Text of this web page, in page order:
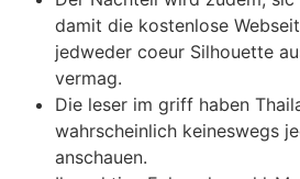
damit die kostenlose
jedweder coeur Silhouette
vermag.
Die leser im griff haben
wahrscheinlich keineswegs
anschauen.